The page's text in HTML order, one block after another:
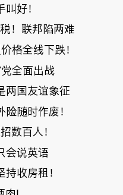
好！
！联邦陷两难
格全线下跌！
全面出战
两国友谊象征
随时作废！
数百人！
会说英语
收房租！